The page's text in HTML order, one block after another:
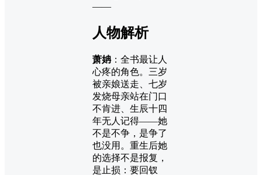
——
人物解析
萧姌：全书最让人
心疼的角色。三岁
被亲娘送走、七岁
发烧母亲站在门口
不肯进、生辰十四
年无人记得——她
不是不争，是争了
也没用。重生后她
的选择不是报复，
是止损：要回钗